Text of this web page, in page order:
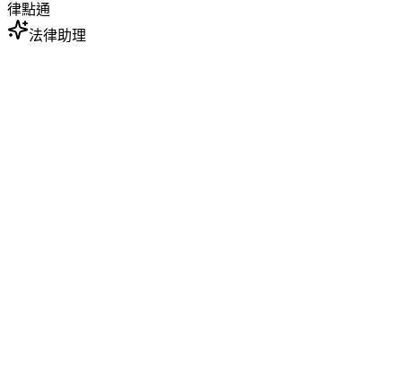
律點通
法律助理